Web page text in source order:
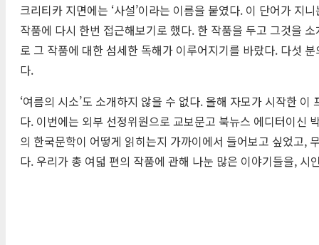
크리티카 지면에는 ‘사설’이라는 이름을 붙였다. 이 단어가
작품에 다시 한번 접근해보기로 했다. 한 작품을 두고 그것을
로 그 작품에 대한 섬세한 독해가 이루어지기를 바랐다. 다섯
다.
‘여름의 시소’도 소개하지 않을 수 없다. 올해 자모가 시작한
다. 이번에는 외부 선정위원으로 교보문고 북뉴스 에디터이신
의 한국문학이 어떻게 읽히는지 가까이에서 들어보고 싶었고,
다. 우리가 총 여덟 편의 작품에 관해 나눈 많은 이야기들을,